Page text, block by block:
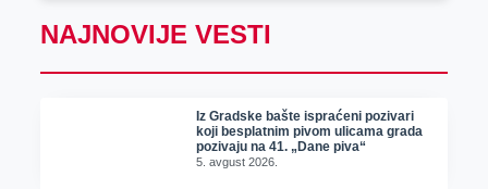
NAJNOVIJE VESTI
Iz Gradske bašte ispraćeni pozivari
koji besplatnim pivom ulicama grada
pozivaju na 41. „Dane piva“
5. avgust 2026.